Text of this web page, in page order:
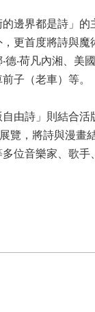
邊界都是詩」
更首度將詩與
‧荷凡內湘、美
子（老車）等。
由詩」則結合
，將詩與漫畫
位音樂家、歌